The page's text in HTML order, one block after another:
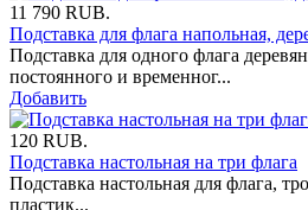
11 790 RUB.
Подставка для флага напольная,
Подставка для одного флага
постоянного и временног...
Добавить
120 RUB.
Подставка настольная на три флага
Подставка настольная для флага,
пластик...